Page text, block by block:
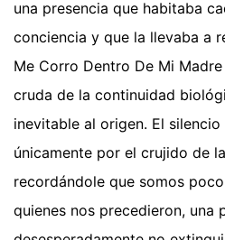
una presencia que habitaba
conciencia y que la llevaba a
Me Corro Dentro De Mi
cruda de la continuidad
inevitable al origen. El
únicamente por el crujido de
recordándole que somos
quienes nos precedieron, una